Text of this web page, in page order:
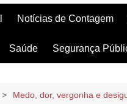
Notícias de Contagem
Saúde Segurança
Medo, dor, vergonha e